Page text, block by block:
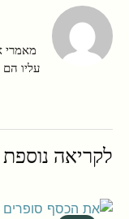
מאמרי
עליו הם
לקריאה נוספת